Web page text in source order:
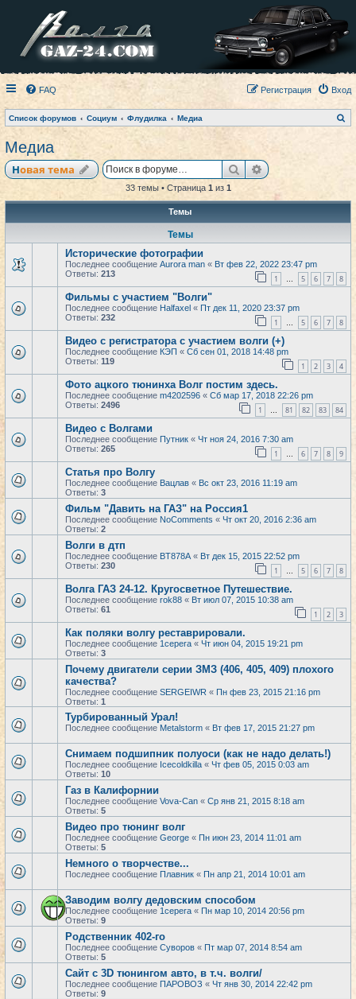
FAQ Вход
Регистрация
Список форумов Социум Флудилка Медиа
о
Медиа
Новая тема ПоискРасширенный
33 темы • Страница 1из 1
Темы
Темы
Исторические фотографии
Последнее сообщение Aurora man « Вт фев 22, 2022 23:47 pm
Ответы: 213 1 … 5 6 7 8
Фильмы с участием "Волги"
Последнее сообщение Halfaxel « Пт дек 11, 2020 23:37 pm
Ответы: 232 1 … 5 6 7 8
Видео с регистратора с участием волги (+)
Последнее сообщение КЭП « Сб сен 01, 2018 14:48 pm
Ответы: 119 1 2 3 4
Фото ацкого тюнинха Волг постим здесь.
Последнее сообщение m4202596 « Сб мар 17, 2018 22:26 pm
Ответы: 2496 1 … 81 82 83 84
Видео с Волгами
Последнее сообщение Путник « Чт ноя 24, 2016 7:30 am
Ответы: 265 1 … 6 7 8 9
Статья про Волгу
Последнее сообщение Вацлав « Вс окт 23, 2016 11:19 am
Ответы: 3
Фильм "Давить на ГАЗ" на Россия1
Последнее сообщение NoComments « Чт окт 20, 2016 2:36 am
Ответы: 2
Волги в дтп
Последнее сообщение BT878A « Вт дек 15, 2015 22:52 pm
Ответы: 230 1 … 5 6 7 8
Волга ГАЗ 24-12. Кругосветное Путешествие.
Последнее сообщение rok88 « Вт июл 07, 2015 10:38 am
Ответы: 61 1 2 3
Как поляки волгу реставрировали.
Последнее сообщение 1cepera « Чт июн 04, 2015 19:21 pm
Ответы: 3
Почему двигатели серии ЗМЗ (406, 405, 409) плохого
качества?
Последнее сообщение SERGEIWR « Пн фев 23, 2015 21:16 pm
Ответы: 1
Турбированный Урал!
Последнее сообщение Metalstorm « Вт фев 17, 2015 21:27 pm
Снимаем подшипник полуоси (как не надо делать!)
Последнее сообщение Icecoldkilla « Чт фев 05, 2015 0:03 am
Ответы: 10
Газ в Калифорнии
Последнее сообщение Vova-Can « Ср янв 21, 2015 8:18 am
Ответы: 5
Видео про тюнинг волг
Последнее сообщение George « Пн июн 23, 2014 11:01 am
Ответы: 5
Немного о творчестве...
Последнее сообщение Плавник « Пн апр 21, 2014 10:01 am
Заводим волгу дедовским способом
Последнее сообщение 1cepera « Пн мар 10, 2014 20:56 pm
Ответы: 9
Родственник 402-го
Последнее сообщение Суворов « Пт мар 07, 2014 8:54 am
Ответы: 5
Сайт с 3D тюнингом авто, в т.ч. волги/
Последнее сообщение ПАРОВОЗ « Чт янв 30, 2014 22:42 pm
Ответы: 9